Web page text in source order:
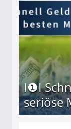
I❶I
seriöse